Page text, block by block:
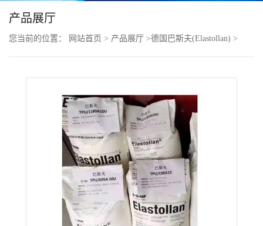
公
产品展厅
您当前的位置： 网站首页 > 产品展厅 >德国巴斯夫(Elastollan) >